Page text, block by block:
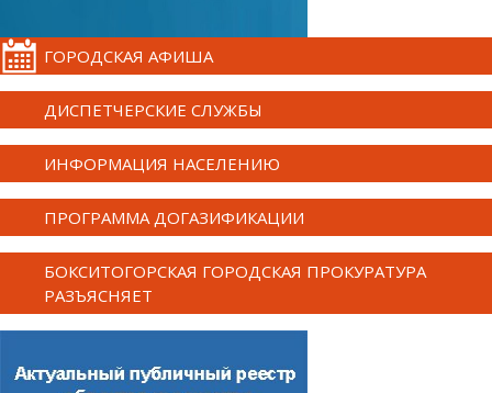
ГОРОДСКАЯ АФИША
ДИСПЕТЧЕРСКИЕ СЛУЖБЫ
ИНФОРМАЦИЯ НАСЕЛЕНИЮ
ПРОГРАММА ДОГАЗИФИКАЦИИ
БОКСИТОГОРСКАЯ ГОРОДСКАЯ ПРОКУРАТУРА
РАЗЪЯСНЯЕТ